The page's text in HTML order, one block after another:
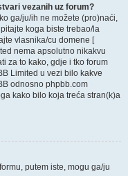
vezanih uz forum?
ga/ju/ih ne možete (pro)naći,
koga biste trebao/la
vlasnika/cu domene [
nema apsolutno nikakvu
za to kako, gdje i tko forum
Limited u vezi bilo kakve
odnosno phpbb.com
kako bilo koja treća stran(k)a
putem iste, mogu ga/ju